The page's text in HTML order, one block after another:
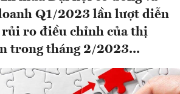
Q1/2023 lần lượt diễn
rủi ro điều chỉnh của thị
trong tháng 2/2023...